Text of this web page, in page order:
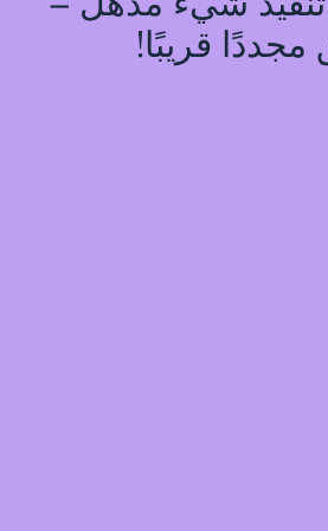
قريبًا!